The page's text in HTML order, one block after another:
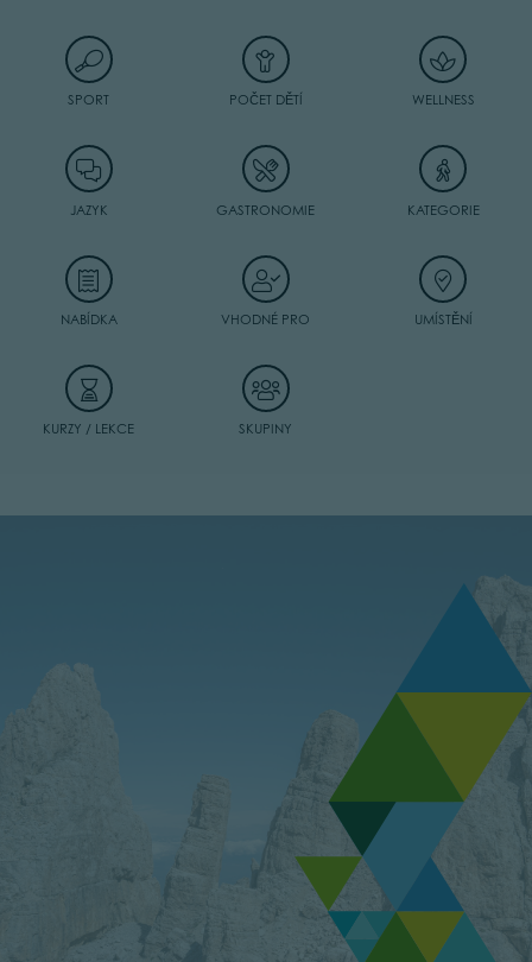
SPORT POČET DĚTÍ WELLNESS
JAZYK GASTRONOMIE KATEGORIE
NABÍDKA VHODNÉ PRO UMÍSTĚNÍ
KURZY / LEKCE SKUPINY